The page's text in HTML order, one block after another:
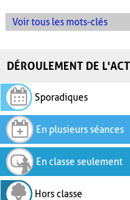
Voir tous les mots-clés
DÉROULEMENT DE
Sporadiques
En plusieurs séances
En classe seulement
Hors classe